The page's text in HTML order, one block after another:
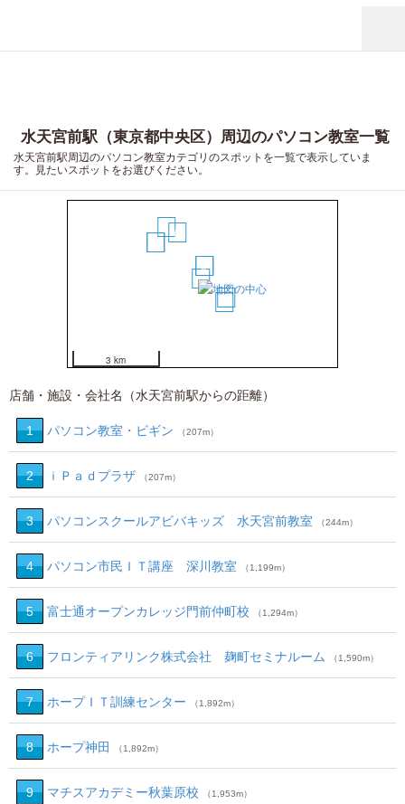
水天宮前駅（東京都中央区）周辺のパソコン教室一覧
水天宮前駅周辺のパソコン教室カテゴリのスポットを一覧で表示していま
す。見たいスポットをお選びください。
1
2
3
4
5
6
78
9
3 km
店舗・施設・会社名（水天宮前駅からの距離）
1 パソコン教室・ビギン （207m）
2 ｉＰａｄプラザ （207m）
3 パソコンスクールアビバキッズ 水天宮前教室 （244m）
4 パソコン市民ＩＴ講座 深川教室 （1,199m）
5 富士通オープンカレッジ門前仲町校 （1,294m）
6 フロンティアリンク株式会社 麹町セミナルーム （1,590m）
7 ホープＩＴ訓練センター （1,892m）
8 ホープ神田 （1,892m）
9 マチスアカデミー秋葉原校 （1,953m）